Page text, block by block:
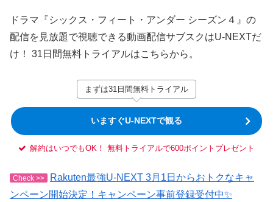
ドラマ『シックス・フィート・アンダー シーズン４』の
配信を見放題で視聴できる動画配信サブスクはU-NEXTだ
け！ 31日間無料トライアルはこちらから。
まずは31日間無料トライアル
いますぐU-NEXTで観る
解約はいつでもOK！ 無料トライアルで600ポイントプレゼント
Check >>
Rakuten最強U-NEXT 3月1日からおトクなキャ
ンペーン開始決定！キャンペーン事前登録受付中✨